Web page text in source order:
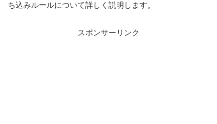
ち込みルールについて詳しく説明します。
スポンサーリンク